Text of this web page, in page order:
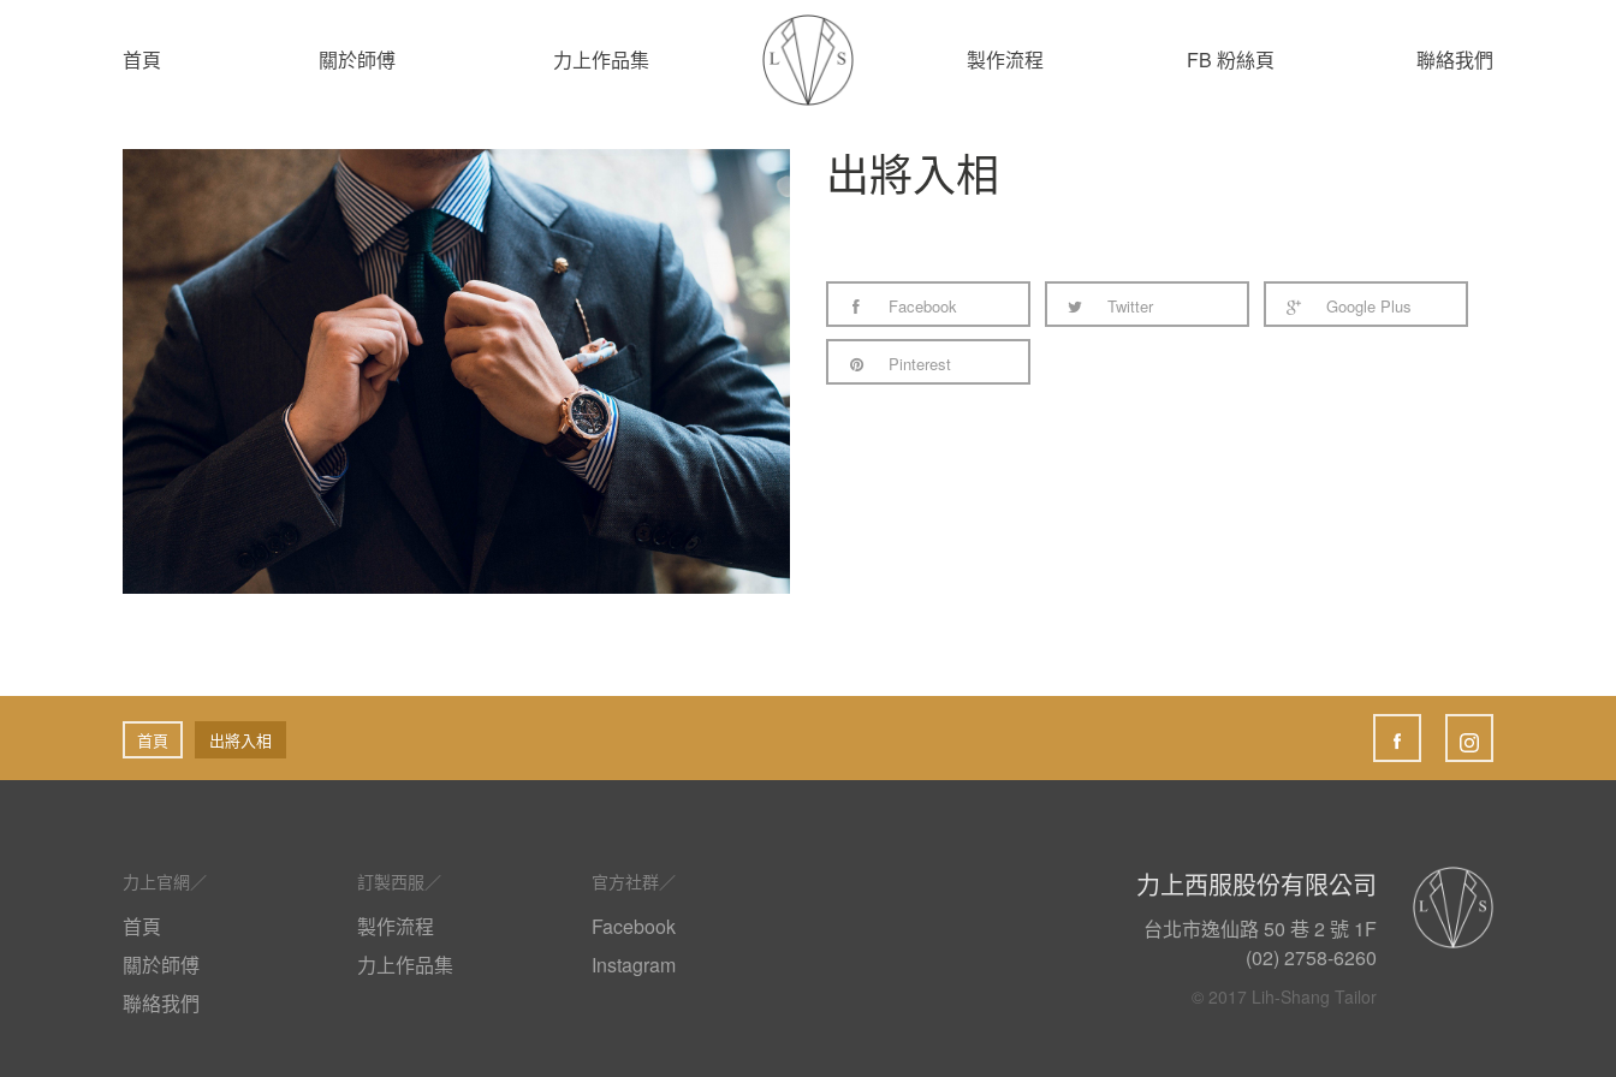
首頁 關於師傅 力上作品集 製作流程 FB 粉絲頁 聯絡我們
出將入相
Facebook Twitter Google Plus
Pinterest
首頁 出將入相
力上官網
首頁
關於師傅
聯絡我們
訂製西服
製作流程
力上作品集
官方社群
Facebook
Instagram
力上西服股份有限公司
台北市逸仙路 50 巷 2 號 1F
(02) 2758-6260
© 2017 Lih-Shang Tailor